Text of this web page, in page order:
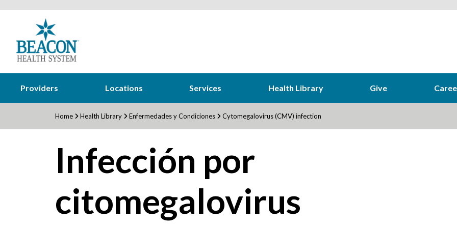
Providers Locations Services Health Library Give
Home Health Library Enfermedades y Condiciones Cytomegalovirus (CMV) infection
Infección por
citomegalovirus